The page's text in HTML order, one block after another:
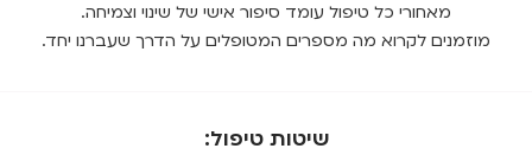
מאחורי כל טיפול עומד סיפור אישי של שינוי וצמיחה.
מוזמנים לקרוא מה מספרים המטופלים על הדרך שעברנו יחד.
שיטות טיפול: